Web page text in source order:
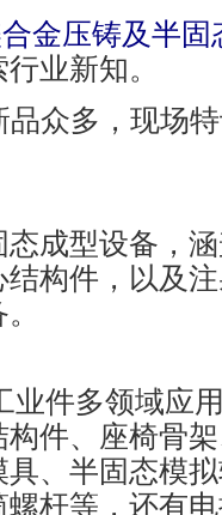
金压铸及半固
业新知。
众多，现场
成型设备，
构件，以及
业件多领域应
件、座椅骨
、半固态模
杆等，还有